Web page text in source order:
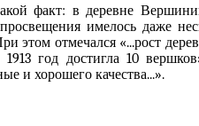
факт: в деревне
имелось даже
этом отмечался «...рост
год достигла 10
и хорошего качества...».